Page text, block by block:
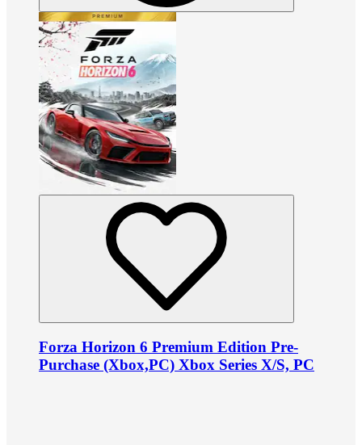
Forza Horizon 6 Premium Edition Pre-
Purchase (Xbox,PC) Xbox Series X/S, PC